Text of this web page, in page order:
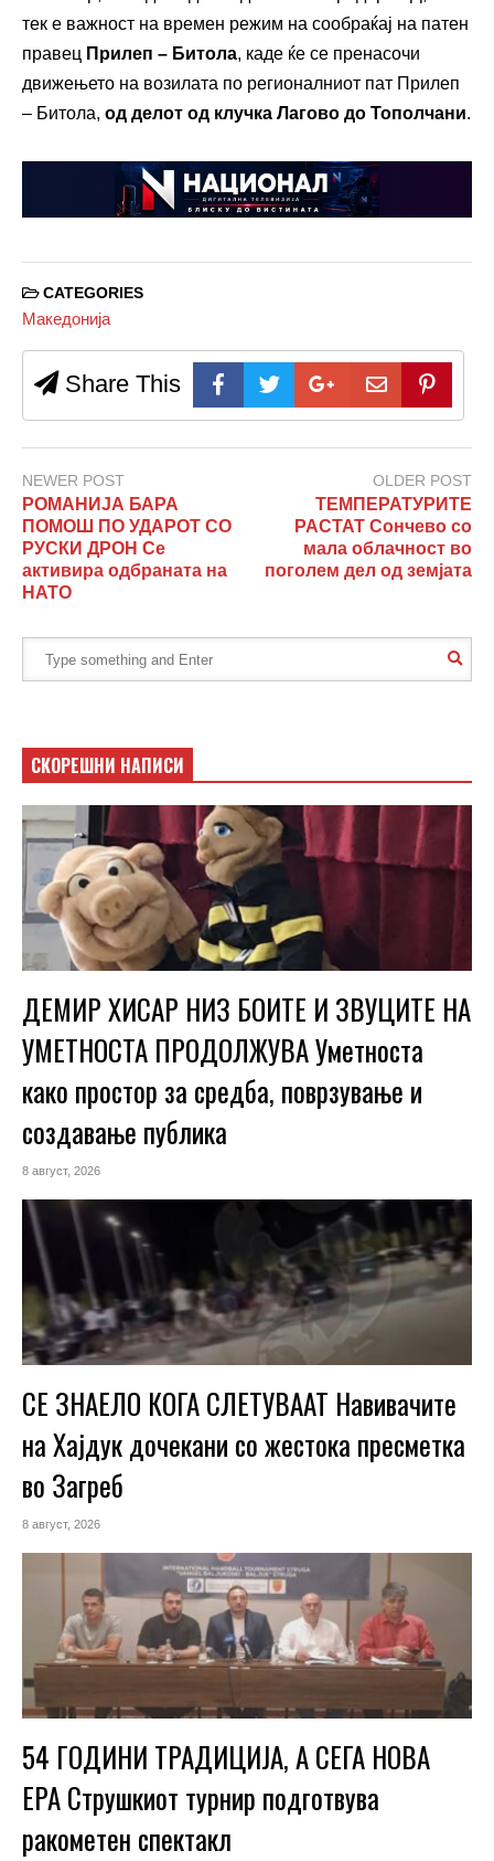
тек е важност на времен режим на сообраќај на патен
правец Прилеп – Битола, каде ќе се пренасочи
движењето на возилата по регионалниот пат Прилеп
– Битола, од делот од клучка Лагово до Тополчани.
CATEGORIES
Македонија
Share This
NEWER POST
РОМАНИЈА БАРА
ПОМОШ ПО УДАРОТ СО
РУСКИ ДРОН Се
активира одбраната на
НАТО
OLDER POST
ТЕМПЕРАТУРИТЕ
РАСТАТ Сончево со
мала облачност во
поголем дел од земјата
СКОРЕШНИ НАПИСИ
ДЕМИР ХИСАР НИЗ БОИТЕ И ЗВУЦИТЕ НА
УМЕТНОСТА ПРОДОЛЖУВА Уметноста
како простор за средба, поврзување и
создавање публика
8 август, 2026
СЕ ЗНАЕЛО КОГА СЛЕТУВААТ Навивачите
на Хајдук дочекани со жестока пресметка
во Загреб
8 август, 2026
54 ГОДИНИ ТРАДИЦИЈА, А СЕГА НОВА
ЕРА Струшкиот турнир подготвува
ракометен спектакл